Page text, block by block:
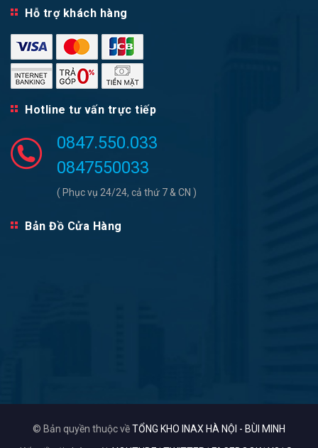
Hỗ trợ khách hàng
Hotline tư vấn trực tiếp
0847.550.033
0847550033
( Phục vụ 24/24, cả thứ 7 & CN )
Bản Đồ Cửa Hàng
© Bản quyền thuộc vềTỔNG KHO INAX HÀ NỘI - BÙI MINH